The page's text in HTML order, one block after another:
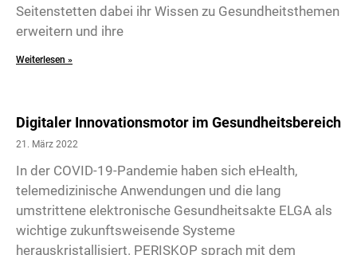
Seitenstetten dabei ihr Wissen zu Gesundheitsthemen
erweitern und ihre
Weiterlesen »
Digitaler Innovationsmotor im Gesundheitsbereich
21. März 2022
In der COVID-19-Pandemie haben sich eHealth,
telemedizinische Anwendungen und die lang
umstrittene elektronische Gesundheitsakte ELGA als
wichtige zukunftsweisende Systeme
herauskristallisiert. PERISKOP sprach mit dem